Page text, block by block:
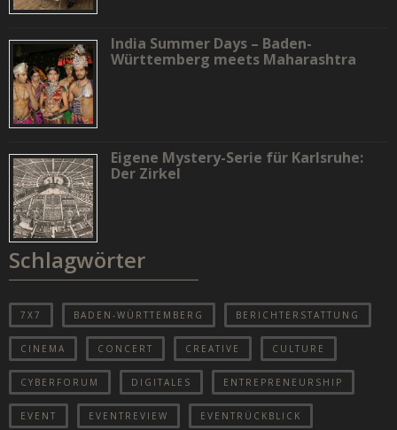
India Summer Days – Baden-
Württemberg meets Maharashtra
Eigene Mystery-Serie für Karlsruhe:
Der Zirkel
Schlagwörter
7X7 BADEN-WÜRTTEMBERG BERICHTERSTATTUNG
CINEMA CONCERT CREATIVE CULTURE
CYBERFORUM DIGITALES ENTREPRENEURSHIP
EVENT EVENTREVIEW EVENTRÜCKBLICK